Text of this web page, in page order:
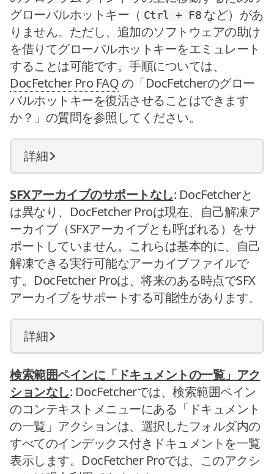
グローバルホットキー（ Ctrl + F8 など）があ
りません。ただし、追加のソフトウェアの助け
を借りてグローバルホットキーをエミュレート
することは可能です。手順については、
DocFetcher Pro FAQの「DocFetcherのグロー
バルホットキーを復活させることはできます
か？」の質問を参照してください。
詳細
SFXアーカイブのサポートなし: DocFetcherと
は異なり、DocFetcher Proは現在、自己解凍ア
ーカイブ（SFXアーカイブとも呼ばれる）をサ
ポートしていません。これらは基本的に、自己
解凍できる実行可能なアーカイブファイルで
す。DocFetcher Proは、将来のある時点でSFX
アーカイブをサポートする可能性があります。
詳細
検索範囲ペインに「ドキュメントの一覧」アク
ションなし: DocFetcherでは、検索範囲ペイン
のコンテキストメニューにある「ドキュメント
の一覧」アクションは、選択したフォルダ内の
すべてのインデックス付きドキュメントを一覧
表示します。DocFetcher Proでは、このアクシ